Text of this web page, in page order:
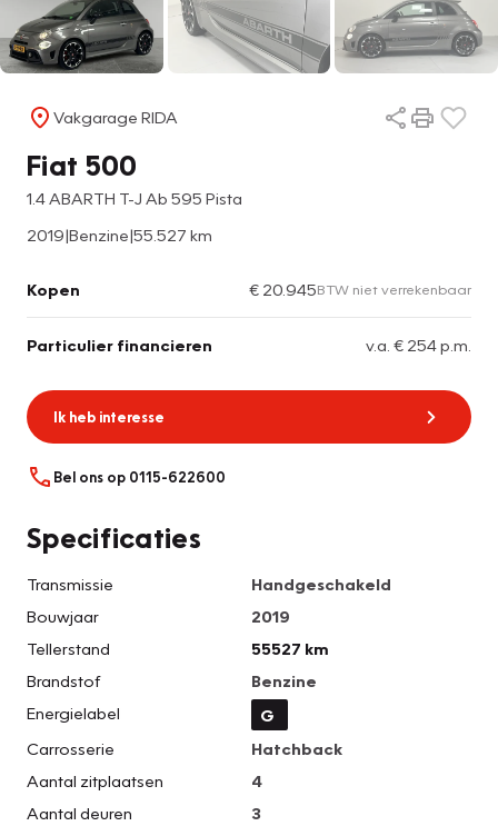
Vakgarage RIDA
Fiat 500
1.4 ABARTH T-J Ab 595 Pista
2019|Benzine|55.527 km
Kopen € 20.945BTW niet verrekenbaar
Particulier financieren v.a. € 254 p.m.
Ik heb interesse
Bel ons op 0115-622600
Specificaties
Transmissie
Handgeschakeld
Bouwjaar
2019
Tellerstand
55527 km
Brandstof
Benzine
Energielabel
G
Carrosserie
Hatchback
Aantal zitplaatsen
4
Aantal deuren
3